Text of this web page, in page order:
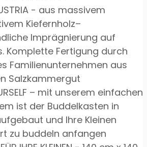
- aus massivem
Kiefernholz–
Imprägnierung auf
Komplette Fertigung durch
Familienunternehmen aus
Salzkammergut
– mit unserem einfachen
ist der Buddelkasten in
und Ihre Kleinen
zu buddeln anfangen